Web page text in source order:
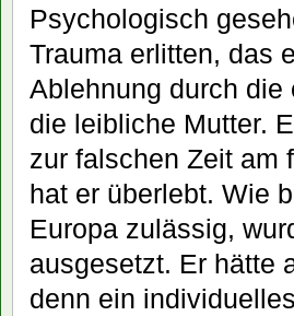
Psychologisch
Trauma erlitten, das
Ablehnung durch
die leibliche Mutter.
zur falschen Zeit am
hat er überlebt. Wie
Europa zulässig,
ausgesetzt. Er hätte
denn ein